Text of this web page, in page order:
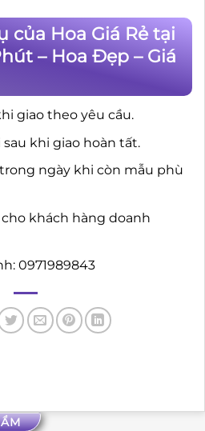
của Hoa Giá Rẻ tại
– Hoa Đẹp – Giá
giao theo yêu cầu.
khi giao hoàn tất.
ngày khi còn mẫu phù
cho khách hàng doanh
0971989843